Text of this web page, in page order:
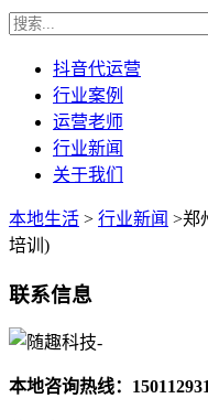
抖音代运营
行业案例
运营老师
行业新闻
关于我们
本地生活 > 行业新闻 >郑
培训)
联系信息
本地咨询热线：